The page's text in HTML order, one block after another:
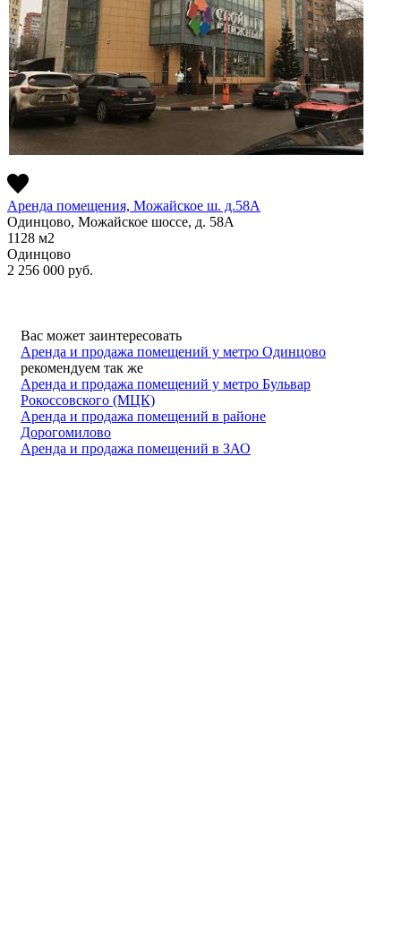
Аренда помещения, Можайское ш. д.58А
Одинцово, Можайское шоссе, д. 58А
1128 м2
Одинцово
2 256 000 руб.
Вас может заинтересовать
Аренда и продажа помещений у метро Одинцово
рекомендуем так же
Аренда и продажа помещений у метро Бульвар
Рокоссовского (МЦК)
Аренда и продажа помещений в районе
Дорогомилово
Аренда и продажа помещений в ЗАО